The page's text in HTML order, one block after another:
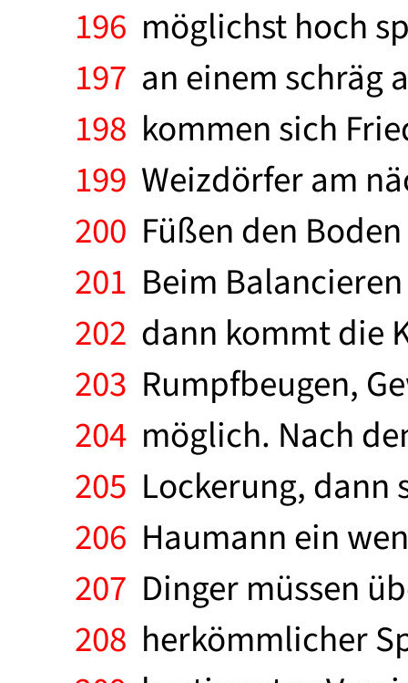
196 möglichst hoch
197 an einem schräg
198 kommen sich
199 Weizdörfer am
200 Füßen den
201 Beim
202 dann kommt die
203 Rumpfbeugen,
204 möglich. Nach
205 Lockerung, dann
206 Haumann ein
207 Dinger müssen
208 herkömmlicher